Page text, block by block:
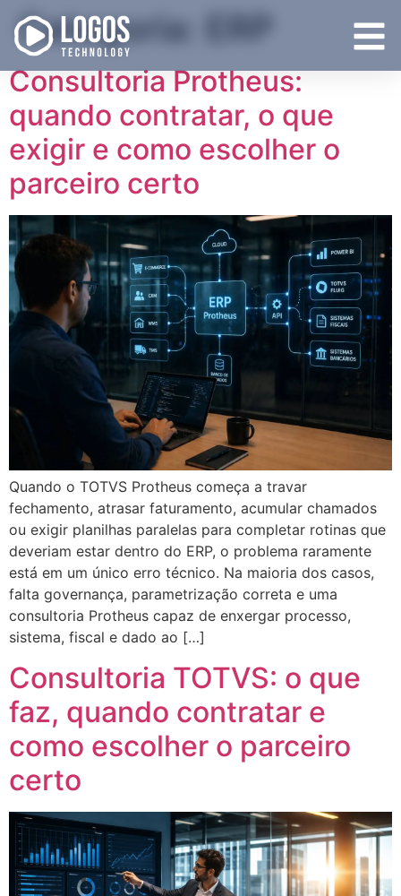
Categoria: ERP
Consultoria Protheus:
quando contratar, o que
exigir e como escolher o
parceiro certo
Quando o TOTVS Protheus começa a travar
fechamento, atrasar faturamento, acumular chamados
ou exigir planilhas paralelas para completar rotinas que
deveriam estar dentro do ERP, o problema raramente
está em um único erro técnico. Na maioria dos casos,
falta governança, parametrização correta e uma
consultoria Protheus capaz de enxergar processo,
sistema, fiscal e dado ao […]
Consultoria TOTVS: o que
faz, quando contratar e
como escolher o parceiro
certo